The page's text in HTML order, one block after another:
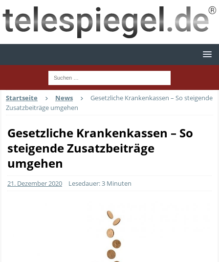
Startseite News
Gesetzliche Krankenkassen – So steigende
Zusatzbeiträge umgehen
Gesetzliche Krankenkassen – So
steigende Zusatzbeiträge
umgehen
21. Dezember 2020 Lesedauer: 3 Minuten